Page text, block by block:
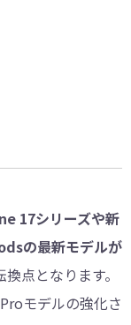
17シリーズや新
の最新モデルが
点となります。
モデルの強化さ